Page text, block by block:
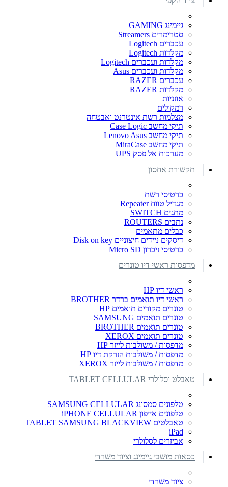
גיימינג GAMING
סטרימרים Streamers
עכברים Logitech
מקלדות Logitech
מקלדות ועכברים Logitech
מקלדות ועכברים Asus
עכברים RAZER
מקלדות RAZER
אוזניות
רמקולים
מצלמות רשת אינטרנט ואבטחה
תיקי מחשב Case Logic
תיקי מחשב Lenovo Asus
תיקי מחשב MiraCase
מערכות אל פסק UPS
תקשורת אחסון
כרטיסי רשת
מגדיל טווח Repeater
מתגים SWITCH
נתבים ROUTERS
כבלים מתאמים
דיסקים ניידים חיצוניים Disk on key
כרטיסי זיכרון Micro SD
מדפסות ראשי דיו טונרים
ראשי דיו HP
ראשי דיו תואמים ברדר BROTHER
טונרים מקורים תואמים HP
טונרים תואמים SAMSUNG
טונרים תואמים BROTHER
טונרים תואמים XEROX
מדפסות / משולבות לייזר HP
מדפסות / משולבות הזרקת דיו HP
מדפסות / משולבות לייזר XEROX
טאבלט וסלולרי TABLET CELLULAR
טלפונים סמסונג SAMSUNG CELLULAR
טלפונים אייפון iPHONE CELLULAR
טאבלטים TABLET SAMSUNG BLACKVIEW
iPad
אביזרים לסלולרי
כסאות מושבי גיימינג וציוד משרדי
ציוד משרדי